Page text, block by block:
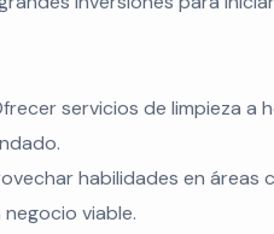
servicios de limpieza a
habilidades en áreas
viable.